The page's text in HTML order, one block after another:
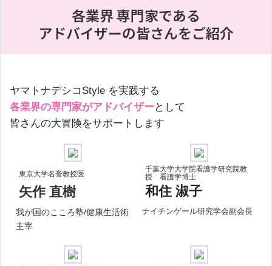
各業界 専門家である
アドバイザーの皆さんをご紹介
ヤマトナデシコStyle を実践する
各業界の専門家がアドバイザーとして
皆さんの大冒険をサポートします
東京大学名誉教授医
矢作 直樹
我が国のこころ塾/健康生活術
主宰
千葉大学大学院看護学研究院教
授 看護学博士
和住 淑子
ナイチンゲール研究学会副会長